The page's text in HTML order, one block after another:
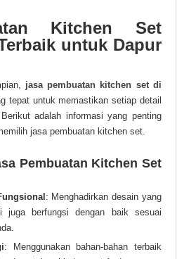
Kitchen Set
untuk Dapur
jasa pembuatan kitchen set di
tepat untuk memastikan setiap detail
adalah informasi yang penting
jasa pembuatan kitchen set.
Pembuatan Kitchen Set
: Menghadirkan desain yang
juga berfungsi dengan baik sesuai
: Menggunakan bahan-bahan terbaik